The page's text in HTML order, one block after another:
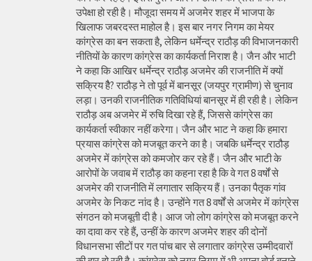
उपेक्षा हो रही है। मौजूदा समय में अजमेर शहर में भाजपा के
खिलाफ जबरदस्त माहोल है। इस बार नगर निगम का मेयर
कांग्रेस का बन सकता है, लेकिन धर्मेन्द्र राठौड़ की विभाजनकारी
नीतियों के कारण कांग्रेस का कार्यकर्ता निराश है। जैन और भाटी
ने कहा कि आखिर धर्मेन्द्र राठौड़ अजमेर की राजनीति में क्यों
सक्रिय हैै? राठौड़ ने तो पूर्व में बानसूर (जयपुर ग्रामीण) से चुनाव
लड़ा। उनकी राजनीतिक गतिविधियां बानसूर में ही रही है। लेकिन
राठौड़ अब अजमेर में रुचि दिखा रहे हैं, जिससे कांग्रेस का
कार्यकर्ता स्वीकार नहीं करेगा। जैन और भाट ने कहा कि हमारा
प्रयास कांग्रेस को मजबूत करने का है। जबकि धर्मेन्द्र राठौड़
अजमेर में कांग्रेस को कमजोर कर रहे हैं। जैन और भाटी के
आरोपों के जवाब में राठौड़ का कहना रहा है कि वे गत 8 वर्षों से
अजमेर की राजनीति में लगातार सक्रिय हैं। उनका पैतृक गांव
अजमेर के निकट नांद है। उन्होंने गत 8 वर्षों से अजमेर में कांग्रेस
संगठन को मजबूती दी है। आज जो लोग कांग्रेस को मजबूत करने
का दावा कर रहे हैं, उन्हीं के कारण अजमेर शहर की दोनों
विधानसभा सीटों पर गत पांच बार से लगातार कांग्रेस उम्मीदवारों